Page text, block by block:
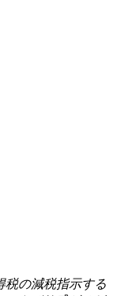
税の減税指示する